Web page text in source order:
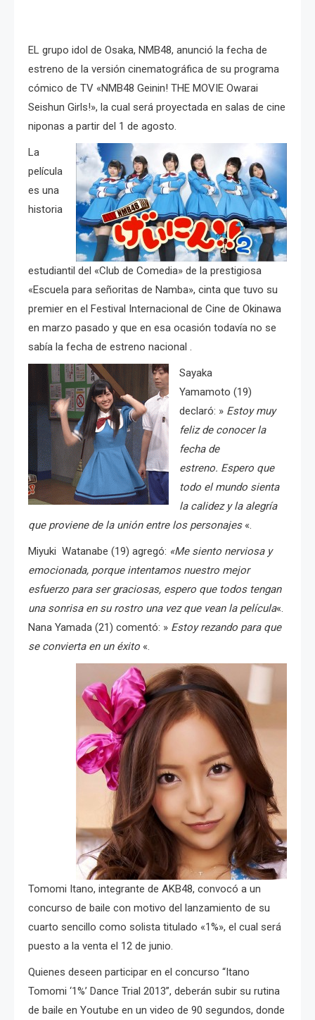
EL grupo idol de Osaka, NMB48, anunció la fecha de
estreno de la versión cinematográfica de su programa
cómico de TV «NMB48 Geinin! THE MOVIE Owarai
Seishun Girls!», la cual será proyectada en salas de cine
niponas a partir del 1 de agosto.
La
película
es una
historia
estudiantil del «Club de Comedia» de la prestigiosa
«Escuela para señoritas de Namba», cinta que tuvo su
premier en el Festival Internacional de Cine de Okinawa
en marzo pasado y que en esa ocasión todavía no se
sabía la fecha de estreno nacional .
Sayaka
Yamamoto (19)
declaró: » Estoy muy
feliz de conocer la
fecha de
estreno. Espero que
todo el mundo sienta
la calidez y la alegría
que proviene de la unión entre los personajes«.
Miyuki Watanabe (19) agregó: «Me siento nerviosa y
emocionada, porque intentamos nuestro mejor
esfuerzo para ser graciosas, espero que todos tengan
una sonrisa en su rostro una vez que vean la película«.
Nana Yamada (21) comentó: » Estoy rezando para que
se convierta en un éxito «.
Tomomi Itano, integrante de AKB48, convocó a un
concurso de baile con motivo del lanzamiento de su
cuarto sencillo como solista titulado «1%», el cual será
puesto a la venta el 12 de junio.
Quienes deseen participar en el concurso “Itano
Tomomi ‘1%’ Dance Trial 2013”, deberán subir su rutina
de baile en Youtube en un video de 90 segundos, donde